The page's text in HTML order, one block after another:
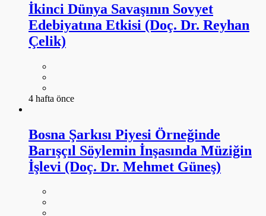
İkinci Dünya Savaşının Sovyet
Edebiyatına Etkisi (Doç. Dr. Reyhan
Çelik)
4 hafta önce
Bosna Şarkısı Piyesi Örneğinde
Barışçıl Söylemin İnşasında Müziğin
İşlevi (Doç. Dr. Mehmet Güneş)